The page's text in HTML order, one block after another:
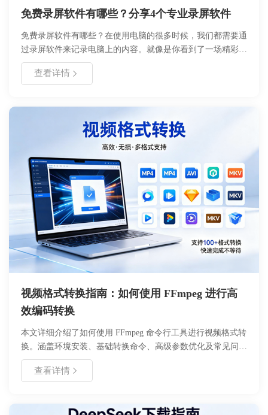
免费录屏软件有哪些？分享4个专业录屏软件
免费录屏软件有哪些？在使用电脑的很多时候，我们都需要通
过录屏软件来记录电脑上的内容。就像是你看到了一场精彩的
视频，且之后没有回放。怎么记录这场喜欢的直播呢？录屏软
件可以帮你搞定！如果你也在寻找一个好用免费的录屏软件，
查看详情
视频格式转换指南：如何使用 FFmpeg 进行高
效编码转换
本文详细介绍了如何使用 FFmpeg 命令行工具进行视频格式转
换。涵盖环境安装、基础转换命令、高级参数优化及常见问题
处理。通过本教程，用户可以掌握高效的视频编码转换技巧，
适用于批量处理、格式兼容及画质优化场景，帮助开发者及多
查看详情